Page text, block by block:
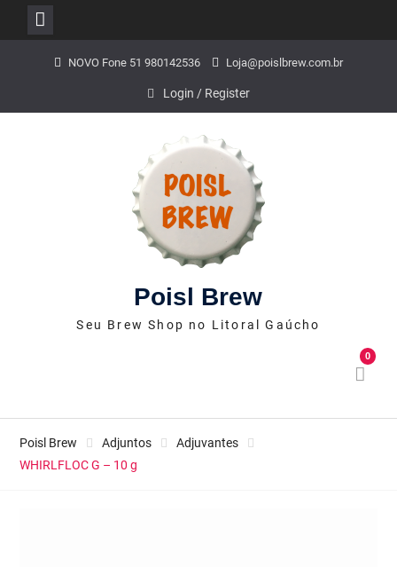
NOVO Fone 51 980142536 Loja@poislbrew.com.br
Login / Register
Poisl Brew
Seu Brew Shop no Litoral Gaúcho
0
Poisl Brew Adjuntos
Adjuvantes
WHIRLFLOC G – 10 g